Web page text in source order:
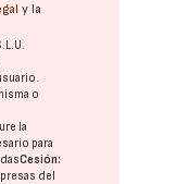
y la
o
la
para
Cesión:
del